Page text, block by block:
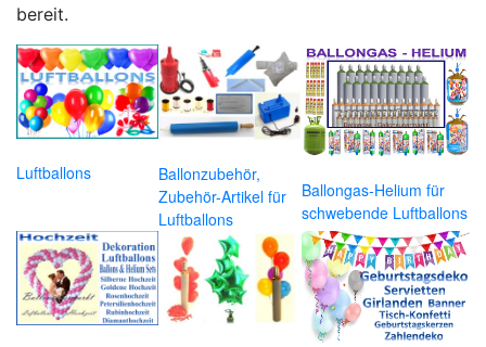
bereit.
Luftballons
Ballonzubehör,
Zubehör-Artikel für
Luftballons
Ballongas-Helium für
schwebende Luftballons